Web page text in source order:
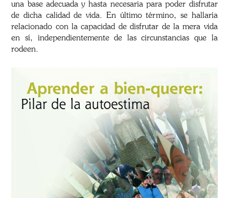
una base adecuada y hasta necesaria para poder disfrutar
de dicha calidad de vida. En último término, se hallaría
relacionado con la capacidad de disfrutar de la mera vida
en sí, independientemente de las circunstancias que la
rodeen.